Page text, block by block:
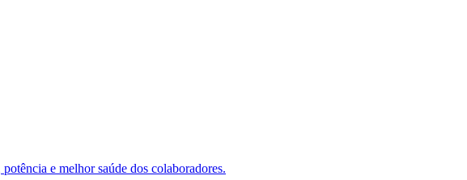
e melhor saúde dos colaboradores.